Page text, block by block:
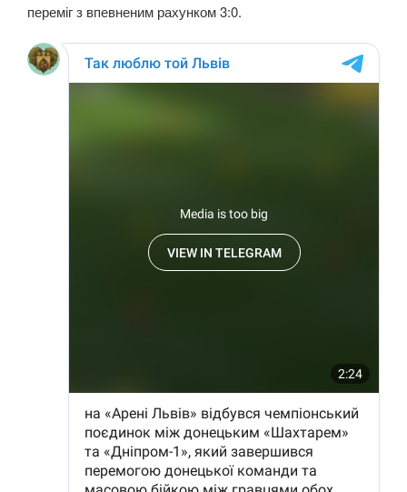
переміг з впевненим рахунком 3:0.